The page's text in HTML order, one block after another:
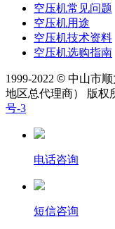
空压机常见问题
空压机用途
空压机技术资料
空压机选购指南
1999-2022 © 中山市
地区总代理商） 版权
号-3
电话咨询
短信咨询